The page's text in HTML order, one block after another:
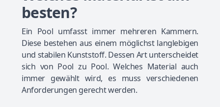
besten?
Ein Pool umfasst immer mehreren Kammern.
Diese bestehen aus einem möglichst langlebigen
und stabilen Kunststoff. Dessen Art unterscheidet
sich von Pool zu Pool. Welches Material auch
immer gewählt wird, es muss verschiedenen
Anforderungen gerecht werden.